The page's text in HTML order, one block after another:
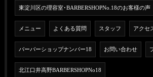
東淀川区の理容室･BARBERSHOPNo.18のお客様の声
メニュー よくある質問 スタッフ アクセ
バーバーショップナンバー18 お問い合わせ
北江口井高野BARBERSHOPNo18